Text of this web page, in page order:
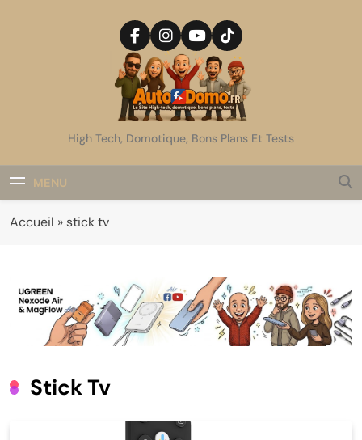
AutoDomo
High Tech, Domotique, Bons Plans Et Tests
MENU
Accueil » stick tv
Stick Tv